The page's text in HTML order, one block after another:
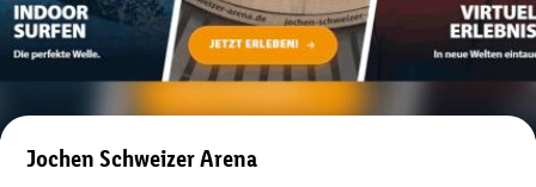
Jochen Schweizer Arena